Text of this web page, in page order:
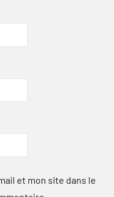
et mon site dans le